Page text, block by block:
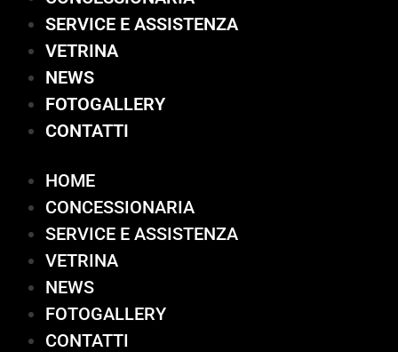
SERVICE E ASSISTENZA
VETRINA
NEWS
FOTOGALLERY
CONTATTI
HOME
CONCESSIONARIA
SERVICE E ASSISTENZA
VETRINA
NEWS
FOTOGALLERY
CONTATTI